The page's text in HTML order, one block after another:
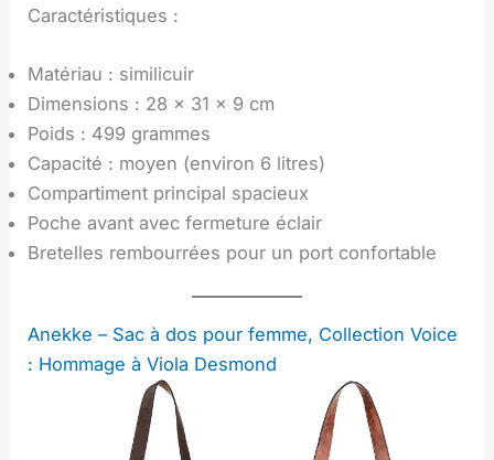
Caractéristiques :
Matériau : similicuir
Dimensions : 28 x 31 x 9 cm
Poids : 499 grammes
Capacité : moyen (environ 6 litres)
Compartiment principal spacieux
Poche avant avec fermeture éclair
Bretelles rembourrées pour un port confortable
Anekke – Sac à dos pour femme, Collection Voice
: Hommage à Viola Desmond